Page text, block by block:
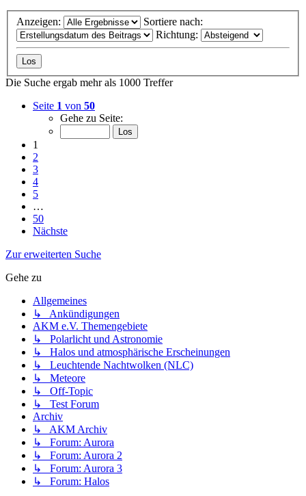
Anzeigen:
Sortiere nach:
Richtung:
Die Suche ergab mehr als 1000 Treffer
Seite 1 von 50
Gehe zu Seite:
1
2
3
4
5
…
50
Nächste
Zur erweiterten Suche
Gehe zu
Allgemeines
↳ Ankündigungen
AKM e.V. Themengebiete
↳ Polarlicht und Astronomie
↳ Halos und atmosphärische Erscheinungen
↳ Leuchtende Nachtwolken (NLC)
↳ Meteore
↳ Off-Topic
↳ Test Forum
Archiv
↳ AKM Archiv
↳ Forum: Aurora
↳ Forum: Aurora 2
↳ Forum: Aurora 3
↳ Forum: Halos